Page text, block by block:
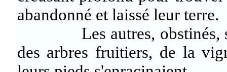
abandonné et laissé leur terre.
Les autres, obstinés,
des arbres fruitiers, de la